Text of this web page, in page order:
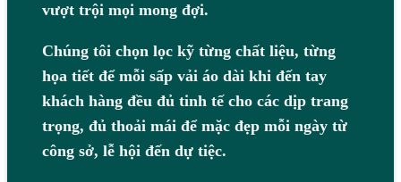
vượt trội mọi mong đợi.
Chúng tôi chọn lọc kỹ từng chất liệu, từng
họa tiết để mỗi sấp vải áo dài khi đến tay
khách hàng đều đủ tinh tế cho các dịp trang
trọng, đủ thoải mái để mặc đẹp mỗi ngày từ
công sở, lễ hội đến dự tiệc.